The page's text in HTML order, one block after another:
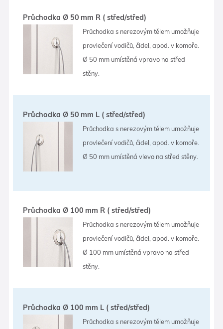
Průchodka Ø 50 mm R ( střed/střed)
Průchodka s nerezovým tělem umožňuje
provlečení vodičů, čidel, apod. v komoře.
Ø 50 mm umístěná vpravo na střed
stěny.
Průchodka Ø 50 mm L ( střed/střed)
Průchodka s nerezovým tělem umožňuje
provlečení vodičů, čidel, apod. v komoře.
Ø 50 mm umístěná vlevo na střed stěny.
Průchodka Ø 100 mm R ( střed/střed)
Průchodka s nerezovým tělem umožňuje
provlečení vodičů, čidel, apod. v komoře.
Ø 100 mm umístěná vpravo na střed
stěny.
Průchodka Ø 100 mm L ( střed/střed)
Průchodka s nerezovým tělem umožňuje